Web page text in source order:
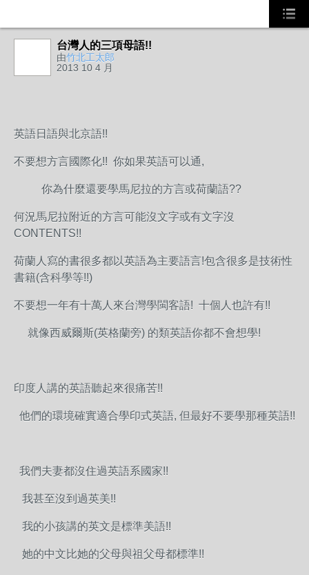
台灣人的三項母語!!
由竹北工太郎
2013 10 4 月
英語日語與北京語!!
不要想方言國際化!! 你如果英語可以通,
你為什麼還要學馬尼拉的方言或荷蘭語??
何況馬尼拉附近的方言可能沒文字或有文字沒
CONTENTS!!
荷蘭人寫的書很多都以英語為主要語言!包含很多是技術性
書籍(含科學等!!)
不要想一年有十萬人來台灣學閩客語! 十個人也許有!!
就像西威爾斯(英格蘭旁) 的類英語你都不會想學!
印度人講的英語聽起來很痛苦!!
他們的環境確實適合學印式英語, 但最好不要學那種英語!!
我們夫妻都沒住過英語系國家!!
我甚至沒到過英美!!
我的小孩講的英文是標準美語!!
她的中文比她的父母與祖父母都標準!!